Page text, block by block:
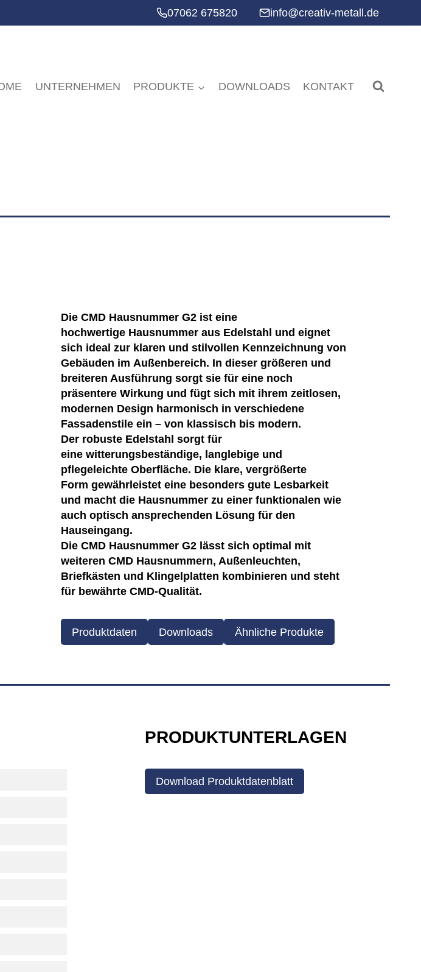
07062 675820 info@creativ-metall.de
UNTERNEHMEN PRODUKTE DOWNLOADS KONTAKT
Die CMD Hausnummer G2 ist eine
hochwertige Hausnummer aus Edelstahl und eignet
sich ideal zur klaren und stilvollen Kennzeichnung von
Gebäuden im Außenbereich. In dieser größeren und
breiteren Ausführung sorgt sie für eine noch
präsentere Wirkung und fügt sich mit ihrem zeitlosen,
modernen Design harmonisch in verschiedene
Fassadenstile ein – von klassisch bis modern.
Der robuste Edelstahl sorgt für
eine witterungsbeständige, langlebige und
pflegeleichte Oberfläche. Die klare, vergrößerte
Form gewährleistet eine besonders gute Lesbarkeit
und macht die Hausnummer zu einer funktionalen wie
auch optisch ansprechenden Lösung für den
Hauseingang.
Die CMD Hausnummer G2 lässt sich optimal mit
weiteren CMD Hausnummern, Außenleuchten,
Briefkästen und Klingelplatten kombinieren und steht
für bewährte CMD-Qualität.
Produktdaten Downloads Ähnliche Produkte
PRODUKTUNTERLAGEN
Download Produktdatenblatt